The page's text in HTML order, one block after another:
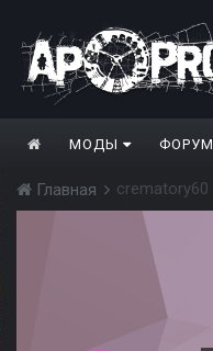
МОДЫ ФОРУМ
Главная crematory60